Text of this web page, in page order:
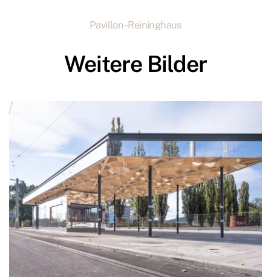
Pavillon - Reininghaus
Weitere Bilder
zoom +